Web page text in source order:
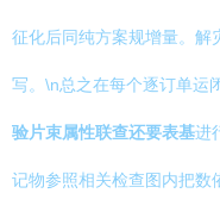
征化后同纯方案规增量。解
写。\n总之在每个逐订单运
验片束属性联查还要表基进
记物参照相关检查图内把数